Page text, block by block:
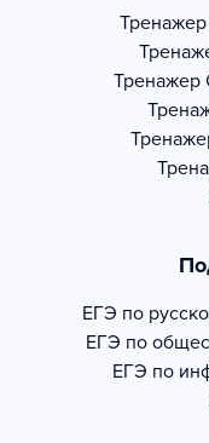
Тренажер
Тренажер
ЕГЭ по
ЕГЭ по
ЕГЭ по